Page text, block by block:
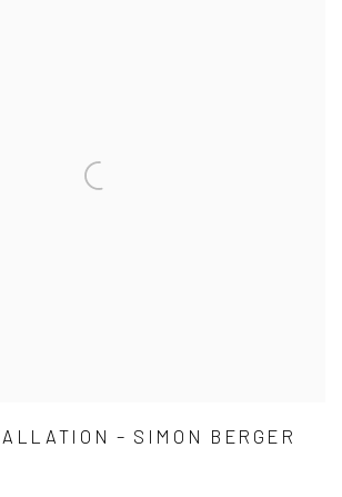
– SIMON BERGER